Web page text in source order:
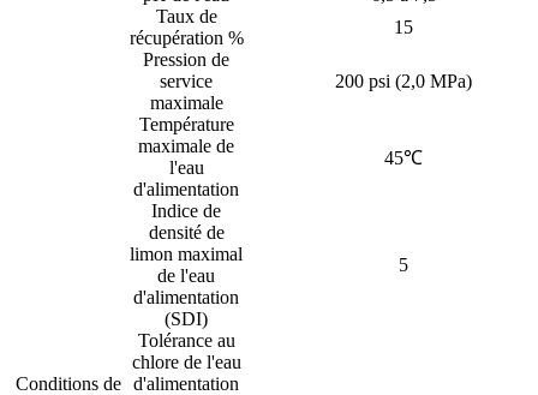
Taux de
récupération %
15
Conditions de
Pression de
service
maximale
200 psi (2,0 MPa)
Température
maximale de
l'eau
d'alimentation
45℃
Indice de
densité de
limon maximal
de l'eau
d'alimentation
(SDI)
5
Tolérance au
chlore de l'eau
d'alimentation